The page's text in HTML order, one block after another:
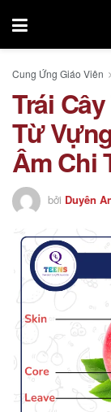
Cung Ứng Giáo Viên
Trái
Từ
Âm Chi
bởi Duyên